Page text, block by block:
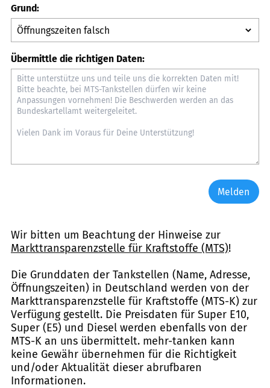
Grund:
Übermittle die richtigen Daten:
Melden
Wir bitten um Beachtung der Hinweise zur
Markttransparenzstelle für Kraftstoffe (MTS)!
Die Grunddaten der Tankstellen (Name, Adresse,
Öffnungszeiten) in Deutschland werden von der
Markttransparenzstelle für Kraftstoffe (MTS-K) zur
Verfügung gestellt. Die Preisdaten für Super E10,
Super (E5) und Diesel werden ebenfalls von der
MTS-K an uns übermittelt. mehr-tanken kann
keine Gewähr übernehmen für die Richtigkeit
und/oder Aktualität dieser abrufbaren
Informationen.